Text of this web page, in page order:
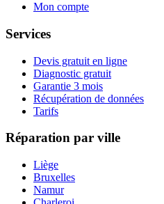
Mon compte
Services
Devis gratuit en ligne
Diagnostic gratuit
Garantie 3 mois
Récupération de données
Tarifs
Réparation par ville
Liège
Bruxelles
Namur